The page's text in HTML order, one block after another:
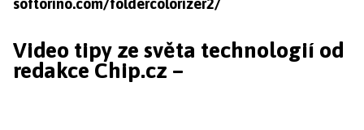
softorino.com/foldercolorizer2/
Video tipy ze světa technologií od
redakce Chip.cz –